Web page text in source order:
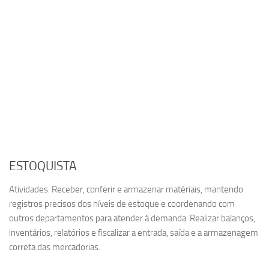
ESTOQUISTA
Atividades: Receber, conferir e armazenar matériais, mantendo
registros precisos dos níveis de estoque e coordenando com
outros departamentos para atender á demanda. Realizar balanços,
inventários, relatórios e fiscalizar a entrada, saída e a armazenagem
correta das mercadorias.